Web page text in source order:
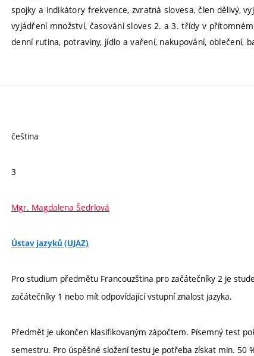
spojky a indikátory frekvence, zvratná slovesa, člen dělivý,
vyjádření množství, časování sloves 2. a 3. třídy v
denní rutina, potraviny, jídlo a vaření, nakupování, oblečení,
čeština
3
Mgr. Magdalena Šedrlová
Ústav jazyků (UJAZ)
Pro studium předmětu Francouzština pro začátečníky 2 je
začátečníky 1 nebo mít odpovídající vstupní znalost jazyka.
Předmět je ukončen klasifikovaným zápočtem. Písemný test
semestru. Pro úspěšné složení testu je potřeba získat min. 50